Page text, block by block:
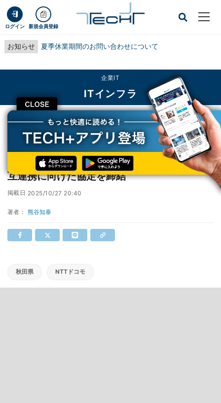
ログイン 新規会員登録
お知らせ 夏季休業期間のお問い合わせについて
CLOSE
企業IT
ITインフラ
TECH+ 企業IT
ITインフラ
秋田県とドコモなど、災害発生時の円滑な相互連携に向けた協定を締結
秋田県とドコモなど、災害発生時の円滑な相
互連携に向けた協定を締結
掲載日 2025/10/27 20:40
著者： 熊谷知泰
秋田県 NTTドコモ